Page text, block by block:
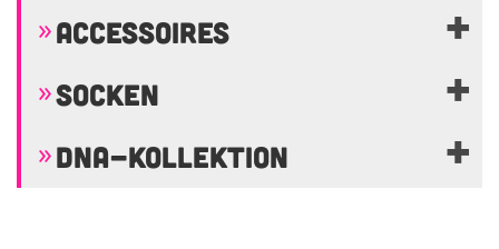
ACCESSOIRES
SOCKEN
DNA-KOLLEKTION